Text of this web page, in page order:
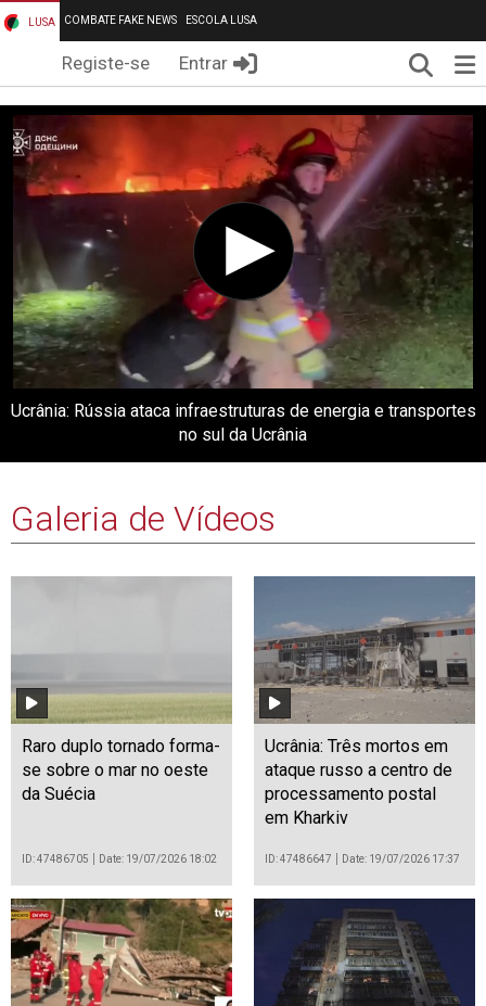
LUSA COMBATE FAKE NEWS ESCOLA LUSA
Registe-se Entrar
Ucrânia: Rússia ataca infraestruturas de energia e transportes
no sul da Ucrânia
Galeria de Vídeos
Raro duplo tornado forma-
se sobre o mar no oeste
da Suécia
ID: 47486705 Date: 19/07/2026 18:02
Ucrânia: Três mortos em
ataque russo a centro de
processamento postal
em Kharkiv
ID: 47486647 Date: 19/07/2026 17:37